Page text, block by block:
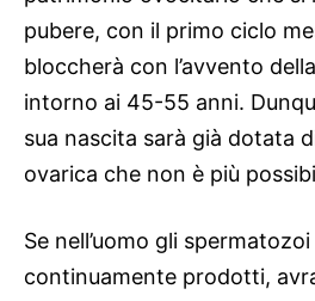
pubere, con il primo ciclo
bloccherà con l’avvento
intorno ai 45-55 anni.
sua nascita sarà già dotata
ovarica che non è più
Se nell’uomo gli
continuamente prodotti,